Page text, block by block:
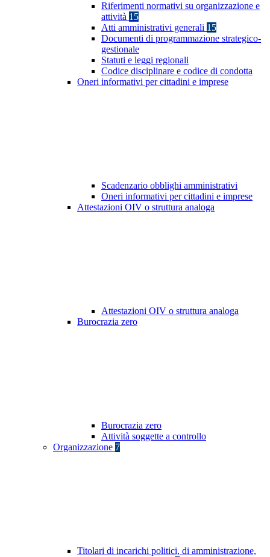
Riferimenti normativi su organizzazione e
attività 15
Atti amministrativi generali 15
Documenti di programmazione strategico-
gestionale
Statuti e leggi regionali
Codice disciplinare e codice di condotta
Oneri informativi per cittadini e imprese
Scadenzario obblighi amministrativi
Oneri informativi per cittadini e imprese
Attestazioni OIV o struttura analoga
Attestazioni OIV o struttura analoga
Burocrazia zero
Burocrazia zero
Attività soggette a controllo
Organizzazione 7
Titolari di incarichi politici, di amministrazione,